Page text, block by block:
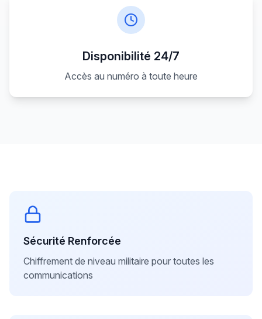
Disponibilité 24/7
Accès au numéro à toute heure
Sécurité Renforcée
Chiffrement de niveau militaire pour toutes les
communications